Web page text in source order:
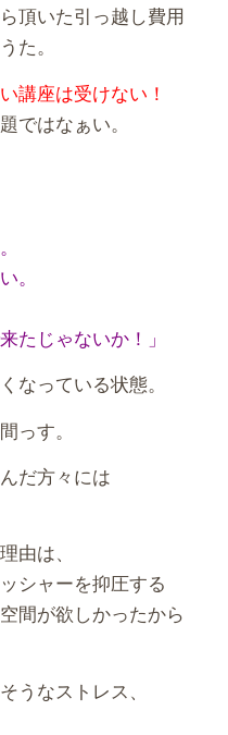
頂いた引っ越し費用
た。
講座は受けない！
ではなぁい。
。
たじゃないか！」
なっている状態。
っす。
だ方々には
由は、
シャーを抑圧する
間が欲しかったから
うなストレス、